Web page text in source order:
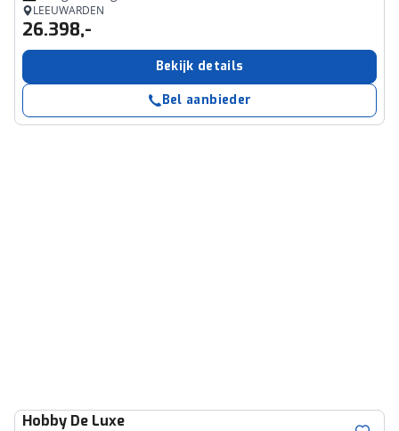
LEEUWARDEN
26.398,-
Bekijk details
Bel aanbieder
Hobby De Luxe